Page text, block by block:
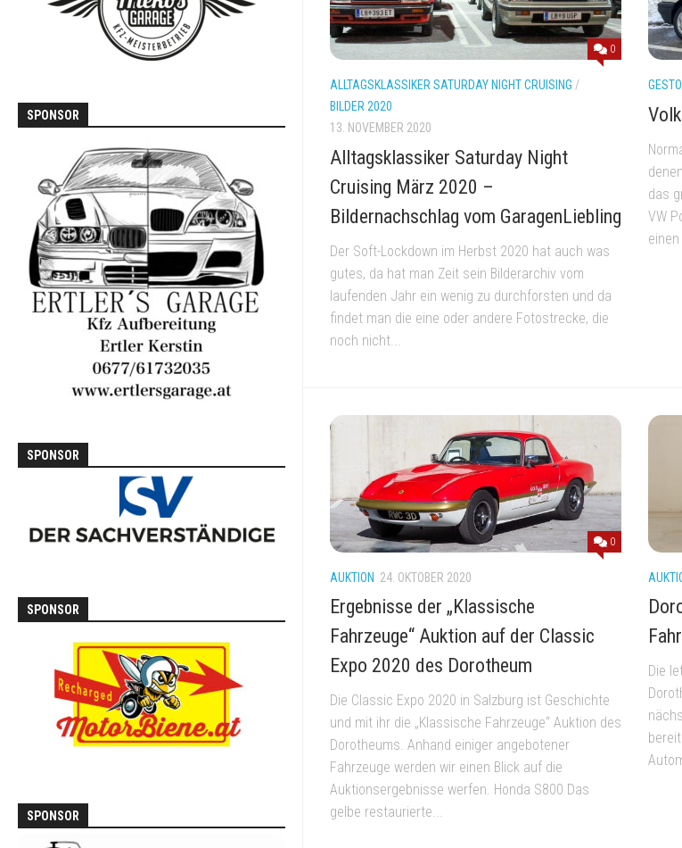
T3
VOLVO
740
0
ALLTAGSKLASSIKER SATURDAY NIGHT CRUISING /
BILDER 2020
13. NOVEMBER 2020
Alltagsklassiker Saturday Night
Cruising März 2020 –
Bildernachschlag vom GaragenLiebling
Der Soft-Lockdown im Herbst 2020 hat auch was
gutes, da hat man Zeit sein Bilderarchiv vom
laufenden Jahr ein wenig zu durchforsten und da
findet man die eine oder andere Fotostrecke, die
noch nicht...
das
VW
einen
0
AUKTION 24. OKTOBER 2020
Ergebnisse der „Klassische
Fahrzeuge“ Auktion auf der Classic
Expo 2020 des Dorotheum
Die Classic Expo 2020 in Salzburg ist Geschichte
und mit ihr die „Klassische Fahrzeuge“ Auktion des
Dorotheums. Anhand einiger angebotener
Fahrzeuge werden wir einen Blick auf die
Auktionsergebnisse werfen. Honda S800 Das
gelbe restaurierte...
Die
SPONSOR
SPONSOR
SPONSOR
SPONSOR